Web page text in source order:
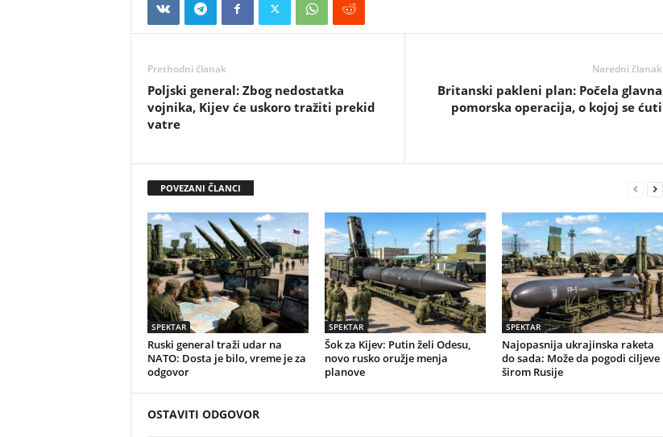
Prethodni članak
Poljski general: Zbog nedostatka
vojnika, Kijev će uskoro tražiti prekid
vatre
Naredni članak
Britanski pakleni plan: Počela glavna
pomorska operacija, o kojoj se ćuti
POVEZANI ČLANCI
SPEKTAR
Ruski general traži udar na
NATO: Dosta je bilo, vreme je za
odgovor
SPEKTAR
Šok za Kijev: Putin želi Odesu,
novo rusko oružje menja
planove
SPEKTAR
Najopasnija ukrajinska raketa
do sada: Može da pogodi ciljeve
širom Rusije
OSTAVITI ODGOVOR